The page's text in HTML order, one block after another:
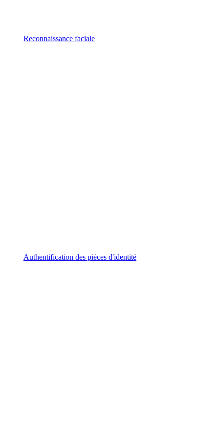
Reconnaissance faciale
Authentification des pièces d'identité